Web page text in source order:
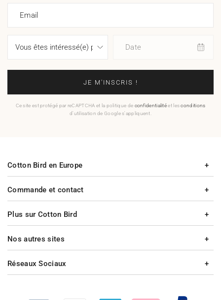
Email
Date
JE M'INSCRIS !
Ce site est protégé par reCAPTCHA et la politique de confidentialitéet lesconditions
d'utilisation de Google s'appliquent.
Commande et contact
Plus sur Cotton Bird
Cotton Bird en Europe
Nos autres sites
Réseaux Sociaux